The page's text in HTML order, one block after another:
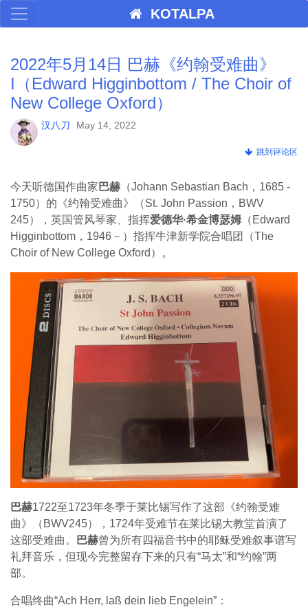
KOTALPA
2022年5月14日 巴赫《约翰受难曲》
I（Edward Higginbottom / The Choir of
New College Oxford）
汉八刀 May 14, 2022
跳到评论区
今天听德国作曲家 巴赫 （Johann Sebastian Bach，1685 -
1750）的《约翰受难曲》（St. John Passion ， BWV
245），英国管风琴家、指挥爱德华·希金博瑟姆 （Edward
Higginbottom，1946－）指挥牛津新学院合唱团（The
Choir of New College Oxford）。
巴赫1722至1723年冬季于莱比锡写作了这部《约翰受难
曲》（BWV245），1724年受难节在莱比锡大教堂首演了
这部受难曲。
巴赫曾为所有四福音书中的耶稣受难叙事谱写
礼拜音乐，但现今完整留存下来的只有“马太”和“约翰”两
部。
合唱终曲“Ach Herr, laß dein lieb Engelein”：